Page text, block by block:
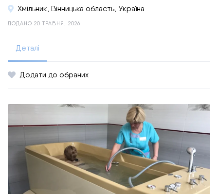
Хмільник, Вінницька область, Україна
ДОДАНО 20 ТРАВНЯ, 2026
Деталі
Додати до обраних